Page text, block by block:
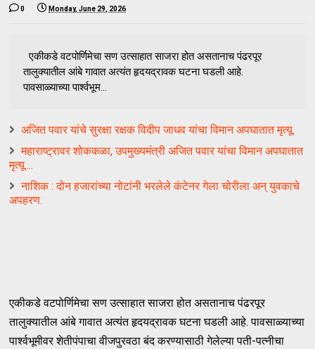
0 Monday, June 29, 2026
एकीकडे वटपोर्णिमेचा सण उत्साहात साजरा होत असतानाच पंढरपूर
तालुक्यातील आंबे गावात अत्यंत हृदयद्रावक घटना घडली आहे.
पावसाळ्याच्या पार्श्वभूम...
अजित पवार यांचे सुरक्षा रक्षक विदीप जाधव यांचा विमान अपघातात मृत्यू.
महाराष्ट्रावर शोककळा, उपमुख्यमंत्री अजित पवार यांचा विमान अपघातात
मृत्यू....
नाशिक : दोन हजारांच्या नोटांनी भरलेले कंटेनर गेला चोरीला अन् युवकाचे
अपहरण.
एकीकडे वटपोर्णिमेचा सण उत्साहात साजरा होत असतानाच पंढरपूर
तालुक्यातील आंबे गावात अत्यंत हृदयद्रावक घटना घडली आहे. पावसाळ्याच्या
पार्श्वभूमीवर शेतीपंपाचा वीजपुरवठा बंद करण्यासाठी गेलेल्या पती-पत्नीचा